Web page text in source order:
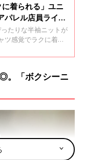
に着られる」ユニ
レル店員ライタ
たりな半袖ニットが
ツ感覚でラクに着ら
レル店員ライター
。
。「ボクシーニ